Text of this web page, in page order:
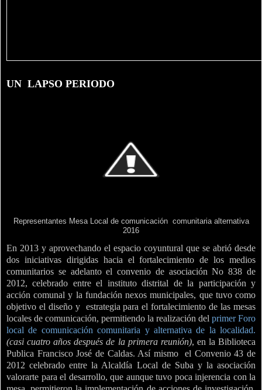
UN LAPSO PERIODO
Representantes Mesa Local de comunicación comunitaria alternativa
2016
En 2013 y aprovechando el espacio coyuntural que se abrió desde
dos iniciativas dirigidas hacia el fortalecimiento de los medios
comunitarios se adelanto el convenio de asociación No 838 de
2012, celebrado entre el instituto distrital de la participación y
acción comunal y la fundación nexos municipales, que tuvo como
objetivo el diseño y estrategia para el fortalecimiento de las mesas
locales de comunicación, permitiendo la realización del primer Foro
local de comunicación comunitaria y alternativa de la localidad.
(casi cuatro años después de la primera reunión), en la Biblioteca
Publica Francisco José de Caldas. Así mismo
el Convenio 43 de
2012 celebrado entre la Alcaldía Local de Suba y la asociación
valorarte para el desarrollo, que aunque tuvo poca injerencia con la